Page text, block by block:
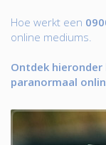
Hoe werkt een
online mediums.
Ontdek
paranormaal